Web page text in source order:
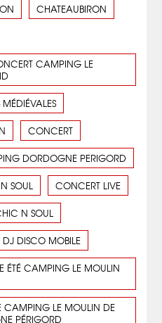
CHATEAUBIRON
CAMPING LE
MÉDIÉVALES
CONCERT
DORDOGNE PERIGORD
SOUL CONCERT LIVE
N SOUL
DJ DISCO MOBILE
ÉTÉ CAMPING LE MOULIN
CAMPING LE MOULIN DE
PÉRIGORD